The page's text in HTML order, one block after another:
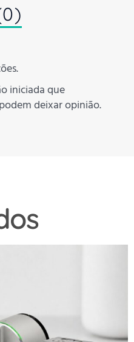
iniciada que
deixar opinião.